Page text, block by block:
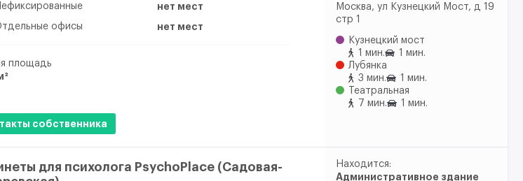
нет мест
офисы нет мест
площадь
собственника
Москва, ул Кузнецкий Мост, д 19
стр 1
Кузнецкий мост
1 мин.
1 мин.
Лубянка
3 мин.
1 мин.
Театральная
7 мин.
1 мин.
для психолога PsychoPlace (Садовая-
Находится:
Административное здание